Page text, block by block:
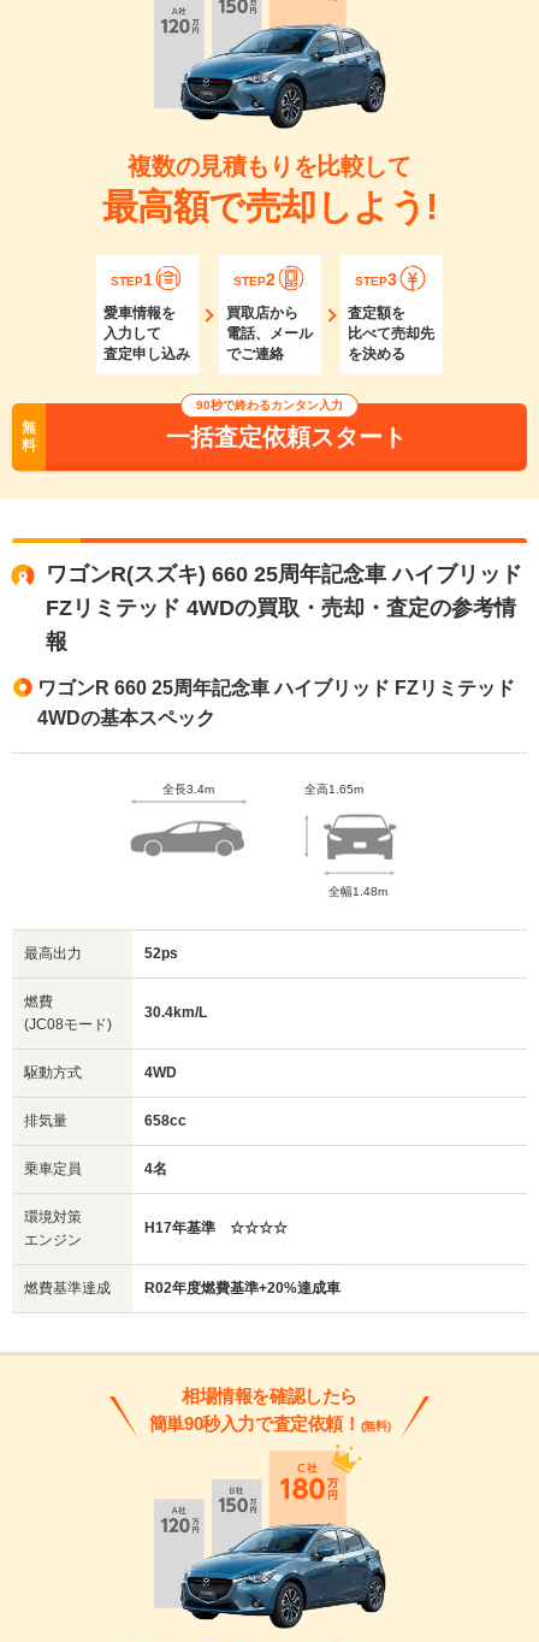
複数の見積もりを比較して
最高額で売却しよう!
STEP1
愛車情報を
入力して
査定申し込み
STEP2
買取店から
電話、メール
でご連絡
STEP3
査定額を
比べて売却先
を決める
無
料
90秒で終わるカンタン入力
一括査定依頼スタート
ワゴンR(スズキ) 660 25周年記念車 ハイブリッド
FZリミテッド 4WDの買取・売却・査定の参考情
報
ワゴンR 660 25周年記念車 ハイブリッド FZリミテッド
4WDの基本スペック
全長3.4m 全高1.65m
全幅1.48m
最高出力 52ps
燃費
(JC08モード)
30.4km/L
駆動方式 4WD
排気量 658cc
乗車定員 4名
環境対策
エンジン
H17年基準 ☆☆☆☆
燃費基準達成 R02年度燃費基準+20%達成車
相場情報を確認したら
簡単90秒入力で査定依頼！ (無料)